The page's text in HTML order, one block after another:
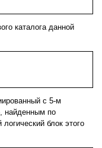
каталога данной
с 5-м
найденным по
блок этого